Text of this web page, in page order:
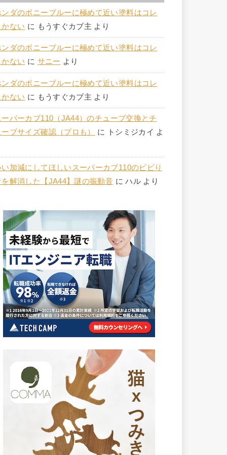
ンダのボニーブルーに極めて近い塗料はコレ
かない に もうすぐカブ主 より
ンダのボニーブルーに極めて近い塗料はコレ
かない に サニー より
ンダのボニーブルーに極めて近い塗料はコレ
かない に もうすぐカブ主 より
ーパーカブ110（JA44）のチューブ交換とチ
ーブサイズ確認（プロも）
に トシミジカイ よ
い加減にしてほしいスーパーカブ110のビビり
を解消した【JA44】謎の振動音 にハル より